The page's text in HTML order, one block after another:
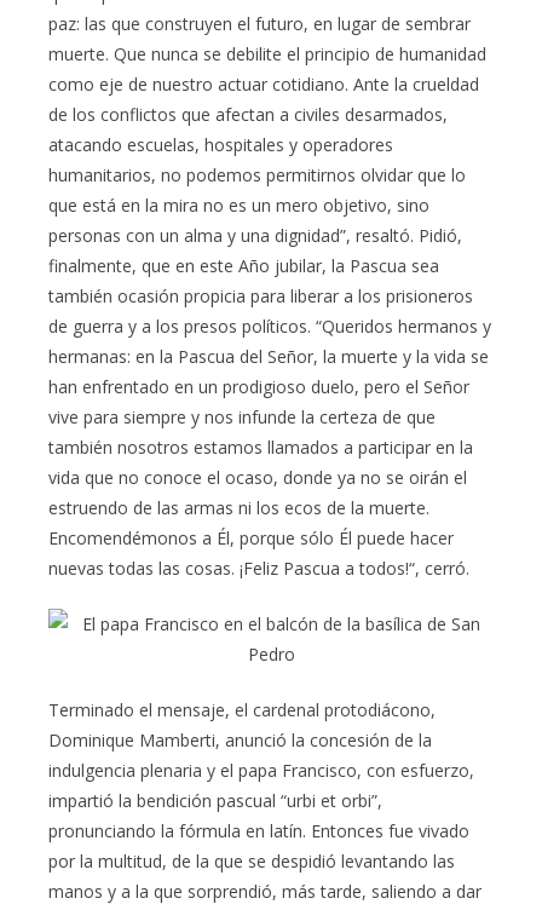
paz: las que construyen el futuro, en lugar de sembrar
muerte. Que nunca se debilite el principio de humanidad
como eje de nuestro actuar cotidiano. Ante la crueldad
de los conflictos que afectan a civiles desarmados,
atacando escuelas, hospitales y operadores
humanitarios, no podemos permitirnos olvidar que lo
que está en la mira no es un mero objetivo, sino
personas con un alma y una dignidad”, resaltó. Pidió,
finalmente, que en este Año jubilar, la Pascua sea
también ocasión propicia para liberar a los prisioneros
de guerra y a los presos políticos. “Queridos hermanos y
hermanas: en la Pascua del Señor, la muerte y la vida se
han enfrentado en un prodigioso duelo, pero el Señor
vive para siempre y nos infunde la certeza de que
también nosotros estamos llamados a participar en la
vida que no conoce el ocaso, donde ya no se oirán el
estruendo de las armas ni los ecos de la muerte.
Encomendémonos a Él, porque sólo Él puede hacer
nuevas todas las cosas. ¡Feliz Pascua a todos!“, cerró.
Terminado el mensaje, el cardenal protodiácono,
Dominique Mamberti, anunció la concesión de la
indulgencia plenaria y el papa Francisco, con esfuerzo,
impartió la bendición pascual “urbi et orbi”,
pronunciando la fórmula en latín. Entonces fue vivado
por la multitud, de la que se despidió levantando las
manos y a la que sorprendió, más tarde, saliendo a dar